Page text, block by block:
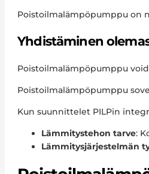
Poistoilmalämpöpumppu on
Yhdistäminen
Poistoilmalämpöpumppu
Poistoilmalämpöpumppu
Kun suunnittelet PILPin
Lämmitystehon tarve:
Lämmitysjärjestelmän